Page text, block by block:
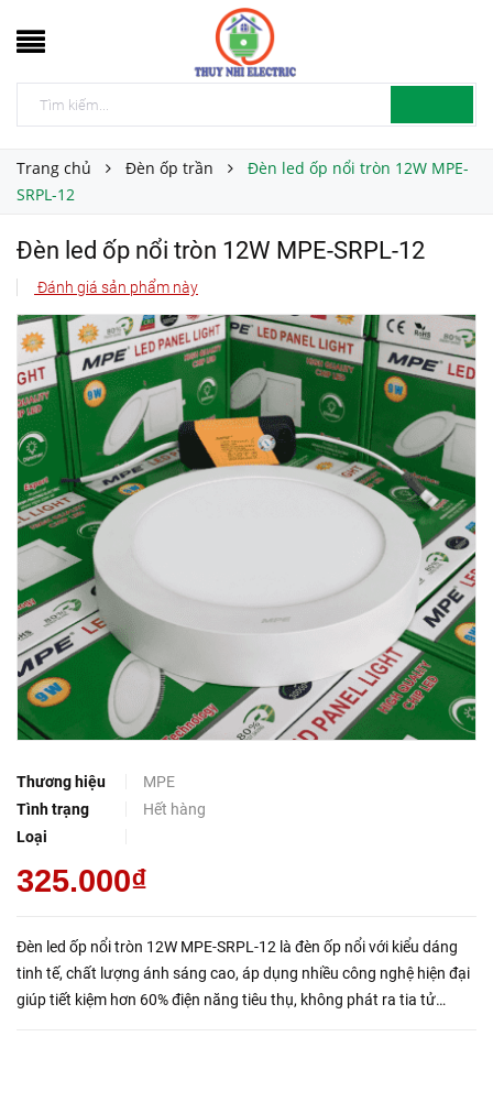
Trang chủ Đèn ốp trần
Đèn led ốp nổi tròn 12W MPE-
SRPL-12
Đèn led ốp nổi tròn 12W MPE-SRPL-12
Đánh giá sản phẩm này
Thương hiệu
MPE
Tình trạng
Hết hàng
Loại
325.000₫
Đèn led ốp nổi tròn 12W MPE-SRPL-12 là đèn ốp nổi với kiểu dáng
tinh tế, chất lượng ánh sáng cao, áp dụng nhiều công nghệ hiện đại
giúp tiết kiệm hơn 60% điện năng tiêu thụ, không phát ra tia tử